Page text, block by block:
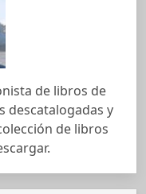
de libros de
descatalogadas y
de libros